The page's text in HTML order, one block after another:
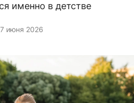
именно в детстве
июня 2026